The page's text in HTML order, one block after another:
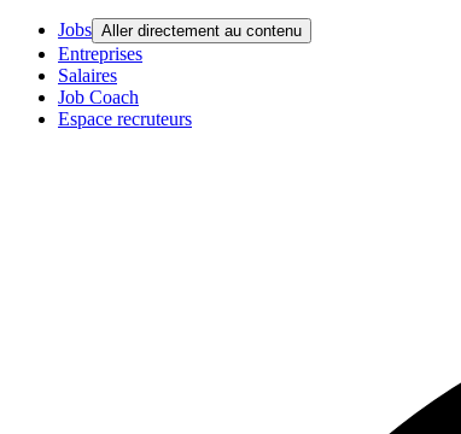
Jobs Aller directement au contenu
Entreprises
Salaires
Job Coach
Espace recruteurs